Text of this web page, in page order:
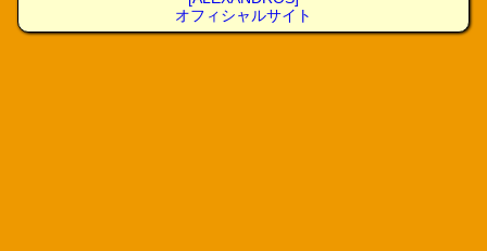
オフィシャルサイト